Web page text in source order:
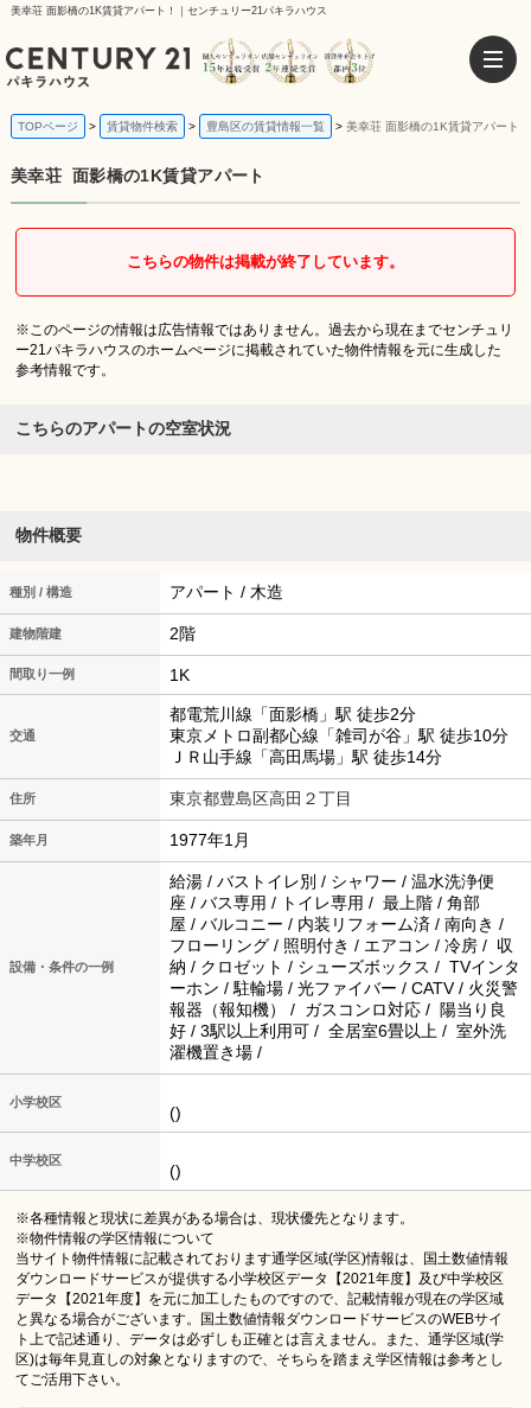
美幸荘 面影橋の1K賃貸アパート！｜センチュリー21パキラハウス
TOPページ 賃貸物件検索 豊島区の賃貸情報一覧 美幸荘 面影橋の1K賃貸アパート
美幸荘 面影橋の1K賃貸アパート
こちらの物件は掲載が終了しています。
※このページの情報は広告情報ではありません。過去から現在までセンチュリ
ー21パキラハウスのホームぺージに掲載されていた物件情報を元に生成した
参考情報です。
こちらのアパートの空室状況
物件概要
種別 / 構造 アパート / 木造
建物階建 2階
間取り一例 1K
交通
都電荒川線「面影橋」駅 徒歩2分
東京メトロ副都心線「雑司が谷」駅 徒歩10分
ＪＲ山手線「高田馬場」駅 徒歩14分
住所 東京都豊島区高田２丁目
築年月 1977年1月
設備・条件の一例
給湯 / バストイレ別 / シャワー / 温水洗浄便
座 / バス専用 / トイレ専用 / 最上階 / 角部
屋 / バルコニー / 内装リフォーム済 / 南向き /
フローリング / 照明付き / エアコン / 冷房 / 収
納 / クロゼット / シューズボックス / TVインタ
ーホン / 駐輪場 / 光ファイバー / CATV / 火災警
報器（報知機） / ガスコンロ対応 / 陽当り良
好 / 3駅以上利用可 / 全居室6畳以上 / 室外洗
濯機置き場 /
小学校区
()
中学校区
()
※各種情報と現状に差異がある場合は、現状優先となります。
※物件情報の学区情報について
当サイト物件情報に記載されております通学区域(学区)情報は、国土数値情報
ダウンロードサービスが提供する小学校区データ【2021年度】及び中学校区
データ【2021年度】を元に加工したものですので、記載情報が現在の学区域
と異なる場合がございます。国土数値情報ダウンロードサービスのWEBサイ
ト上で記述通り、データは必ずしも正確とは言えません。また、通学区域(学
区)は毎年見直しの対象となりますので、そちらを踏まえ学区情報は参考とし
てご活用下さい。